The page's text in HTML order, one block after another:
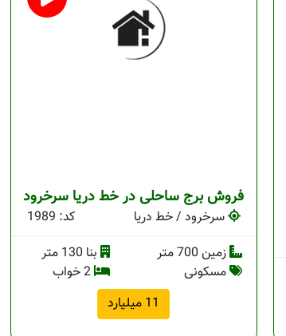
فروش برج ساحلی در خط دریا سرخرود
سرخرود / خط دریا
کد: 1989
زمین 700 متر
بنا 130 متر
مسکونی
2 خواب
11 میلیارد